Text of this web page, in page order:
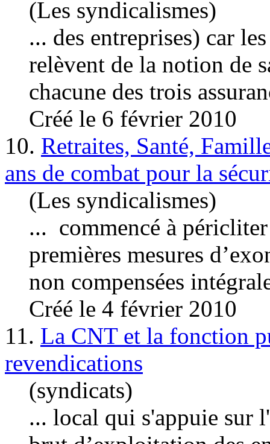
(Les syndicalismes)
... des entreprises) car
relèvent de la notion de
chacune des trois
Créé le 6 février 2010
10. Retraites, Santé,
ans de combat pour la
(Les syndicalismes)
... commencé à
premières mesures
non compensées
Créé le 4 février 2010
11. La CNT et la fonction
revendications
(syndicats)
... local qui s'appuie sur